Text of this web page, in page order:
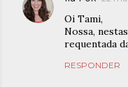
Oi Tami,
Nossa,
requentada
RESPONDER